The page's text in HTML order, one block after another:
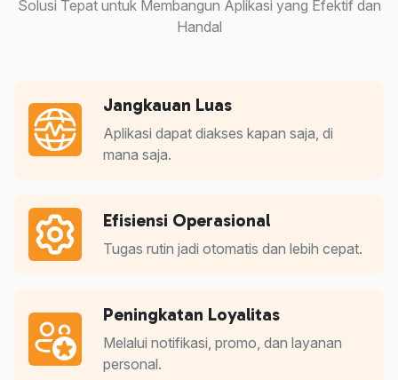
Solusi Tepat untuk Membangun Aplikasi yang Efektif dan
Handal
Jangkauan Luas
Aplikasi dapat diakses kapan saja, di
mana saja.
Efisiensi Operasional
Tugas rutin jadi otomatis dan lebih cepat.
Peningkatan Loyalitas
Melalui notifikasi, promo, dan layanan
personal.